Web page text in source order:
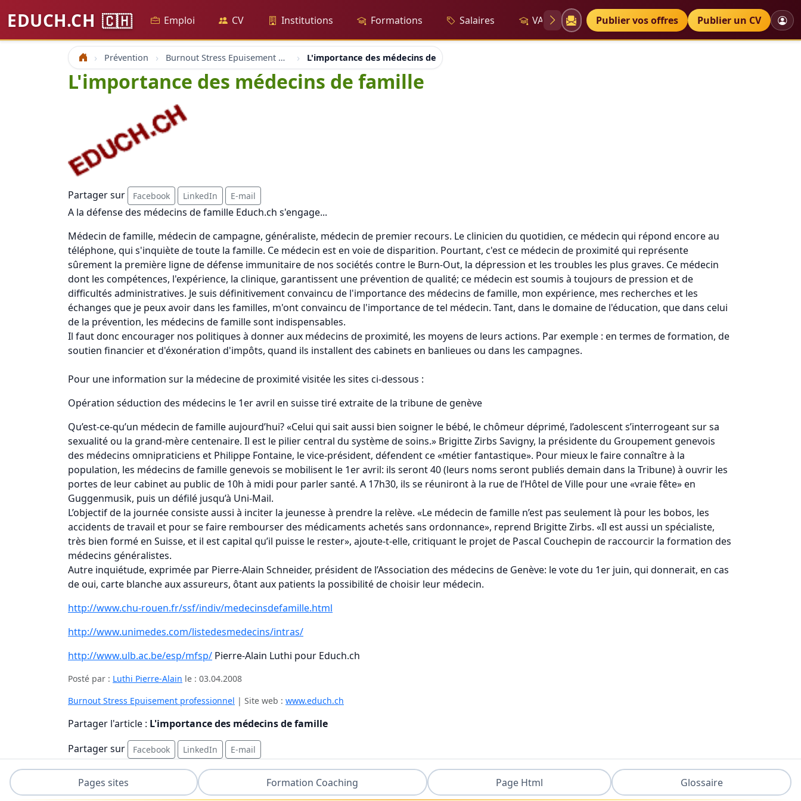
EDUCH.CH 🇨🇭 Emploi CV Institutions Formations Salaires VAE Diplômes Petites annonces
Publier vos offres Publier un CV
Accueil Prévention Burnout Stress Epuisement professionnel L'importance des médecins de famille
L'importance des médecins de famille
Partager sur Facebook LinkedIn E-mail
A la défense des médecins de famille Educh.ch s'engage...
Médecin de famille, médecin de campagne, généraliste, médecin de premier recours. Le clinicien du quotidien, ce médecin qui répond encore au
téléphone, qui s'inquiète de toute la famille. Ce médecin est en voie de disparition. Pourtant, c'est ce médecin de proximité qui représente
sûrement la première ligne de défense immunitaire de nos sociétés contre le Burn-Out, la dépression et les troubles les plus graves. Ce médecin
dont les compétences, l'expérience, la clinique, garantissent une prévention de qualité; ce médecin est soumis à toujours de pression et de
difficultés administratives. Je suis définitivement convaincu de l'importance des médecins de famille, mon expérience, mes recherches et les
échanges que je peux avoir dans les familles, m'ont convaincu de l'importance de tel médecin. Tant, dans le domaine de l'éducation, que dans celui
de la prévention, les médecins de famille sont indispensables.
Il faut donc encourager nos politiques à donner aux médecins de proximité, les moyens de leurs actions. Par exemple : en termes de formation, de
soutien financier et d'éxonération d'impôts, quand ils installent des cabinets en banlieues ou dans les campagnes.
Pour une information sur la médecine de proximité visitée les sites ci-dessous :
Opération séduction des médecins le 1er avril en suisse tiré extraite de la tribune de genève
Qu’est-ce-qu’un médecin de famille aujourd’hui? «Celui qui sait aussi bien soigner le bébé, le chômeur déprimé, l’adolescent s’interrogeant sur sa
sexualité ou la grand-mère centenaire. Il est le pilier central du système de soins.» Brigitte Zirbs Savigny, la présidente du Groupement genevois
des médecins omnipraticiens et Philippe Fontaine, le vice-président, défendent ce «métier fantastique». Pour mieux le faire connaître à la
population, les médecins de famille genevois se mobilisent le 1er avril: ils seront 40 (leurs noms seront publiés demain dans la Tribune) à ouvrir les
portes de leur cabinet au public de 10h à midi pour parler santé. A 17h30, ils se réuniront à la rue de l’Hôtel de Ville pour une «vraie fête» en
Guggenmusik, puis un défilé jusqu’à Uni-Mail.
L’objectif de la journée consiste aussi à inciter la jeunesse à prendre la relève. «Le médecin de famille n’est pas seulement là pour les bobos, les
accidents de travail et pour se faire rembourser des médicaments achetés sans ordonnance», reprend Brigitte Zirbs. «Il est aussi un spécialiste,
très bien formé en Suisse, et il est capital qu’il puisse le rester», ajoute-t-elle, critiquant le projet de Pascal Couchepin de raccourcir la formation des
médecins généralistes.
Autre inquiétude, exprimée par Pierre-Alain Schneider, président de l’Association des médecins de Genève: le vote du 1er juin, qui donnerait, en cas
de oui, carte blanche aux assureurs, ôtant aux patients la possibilité de choisir leur médecin.
http://www.chu-rouen.fr/ssf/indiv/medecinsdefamille.html
http://www.unimedes.com/listedesmedecins/intras/
http://www.ulb.ac.be/esp/mfsp/ Pierre-Alain Luthi pour Educh.ch
Posté par : Luthi Pierre-Alain le : 03.04.2008
Burnout Stress Epuisement professionnel | Site web : www.educh.ch
Partager l'article : L'importance des médecins de famille
Partager sur
Facebook LinkedIn E-mail
Pages sites Formation Coaching Page Html Glossaire